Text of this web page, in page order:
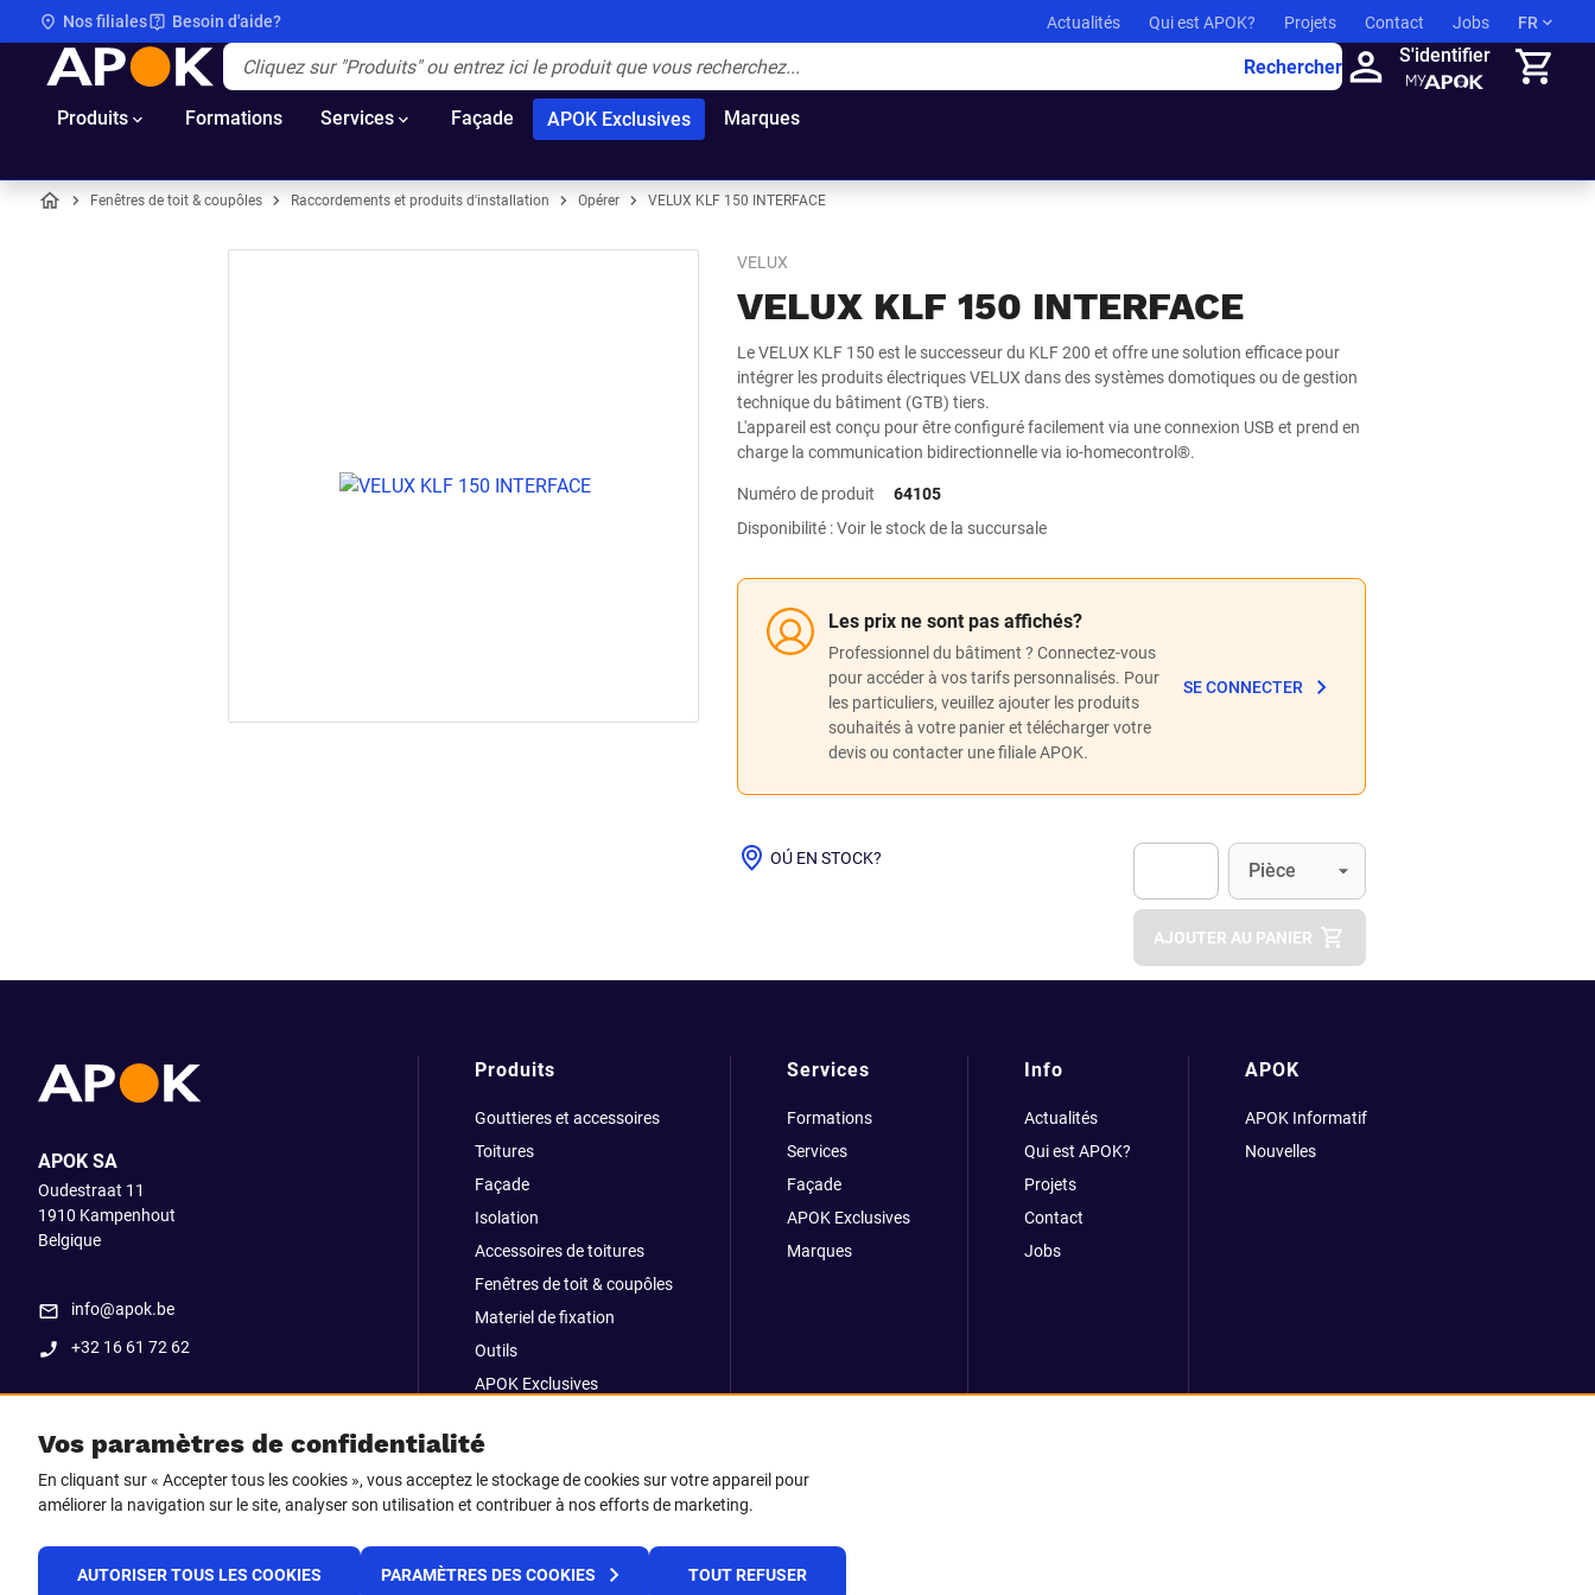
Nos filiales Besoin d'aide? Actualités Qui est APOK? Projets Contact Jobs FR
APOK Rechercher
S'identifier
Produits Formations Services Façade APOK Exclusives Marques
Fenêtres de toit & coupôles Raccordements et produits d'installation Opérer VELUX KLF 150 INTERFACE
VELUX
VELUX KLF 150 INTERFACE
Le VELUX KLF 150 est le successeur du KLF 200 et offre une solution efficace pour
intégrer les produits électriques VELUX dans des systèmes domotiques ou de gestion
technique du bâtiment (GTB) tiers.
L'appareil est conçu pour être configuré facilement via une connexion USB et prend en
charge la communication bidirectionnelle via io-homecontrol®.
Numéro de produit
64105
Disponibilité : Voir le stock de la succursale
Les prix ne sont pas affichés?
Professionnel du bâtiment ? Connectez-vous
pour accéder à vos tarifs personnalisés. Pour
les particuliers, veuillez ajouter les produits
souhaités à votre panier et télécharger votre
devis ou contacter une filiale APOK.
SE CONNECTER
OÚ EN STOCK?
Apok.Product.Detail.AddToCart.Quantity
Unité
Pièce
AJOUTER AU PANIER
Vos paramètres de confidentialité
En cliquant sur « Accepter tous les cookies », vous acceptez le stockage de cookies sur votre appareil pour
améliorer la navigation sur le site, analyser son utilisation et contribuer à nos efforts de marketing.
AUTORISER TOUS LES COOKIES PARAMÈTRES DES COOKIES TOUT REFUSER
APOK SA
Oudestraat 11
1910 Kampenhout
Belgique
info@apok.be
+32 16 61 72 62
Produits
Gouttieres et accessoires
Toitures
Façade
Isolation
Accessoires de toitures
Fenêtres de toit & coupôles
Materiel de fixation
Outils
APOK Exclusives
Go Strong
Services
Formations
Services
Façade
APOK Exclusives
Marques
Info
Actualités
Qui est APOK?
Projets
Contact
Jobs
APOK
APOK Informatif
Nouvelles
Suivez-nous sur
Instagram